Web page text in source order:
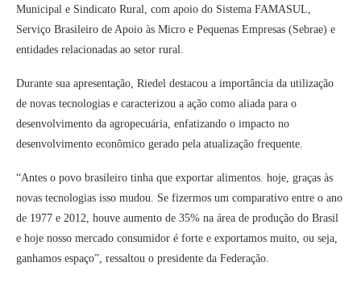
Municipal e Sindicato Rural, com apoio do Sistema FAMASUL,
Serviço Brasileiro de Apoio às Micro e Pequenas Empresas (Sebrae) e
entidades relacionadas ao setor rural.
Durante sua apresentação, Riedel destacou a importância da utilização
de novas tecnologias e caracterizou a ação como aliada para o
desenvolvimento da agropecuária, enfatizando o impacto no
desenvolvimento econômico gerado pela atualização frequente.
“Antes o povo brasileiro tinha que exportar alimentos. hoje, graças às
novas tecnologias isso mudou. Se fizermos um comparativo entre o ano
de 1977 e 2012, houve aumento de 35% na área de produção do Brasil
e hoje nosso mercado consumidor é forte e exportamos muito, ou seja,
ganhamos espaço”, ressaltou o presidente da Federação.